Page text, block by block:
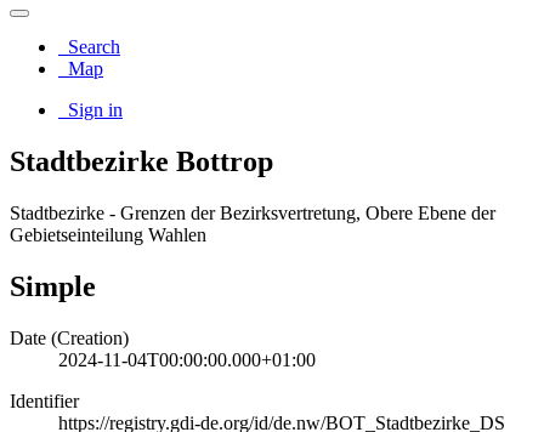
Search
Map
Sign in
Stadtbezirke Bottrop
Stadtbezirke - Grenzen der Bezirksvertretung, Obere Ebene der
Gebietseinteilung Wahlen
Simple
Date (Creation)
2024-11-04T00:00:00.000+01:00
Identifier
https://registry.gdi-de.org/id/de.nw/BOT_Stadtbezirke_DS